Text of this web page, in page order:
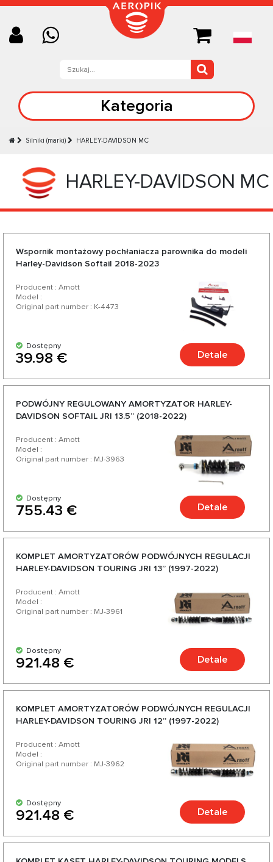
Kategoria
Silniki (marki) HARLEY-DAVIDSON MC
HARLEY-DAVIDSON MC
Wspornik montażowy pochłaniacza parownika do modeli
Harley-Davidson Softail 2018-2023
Producent : Arnott
Model :
Original part number : K-4473
Dostępny
39.98 € Detale
PODWÓJNY REGULOWANY AMORTYZATOR HARLEY-
DAVIDSON SOFTAIL JRI 13.5” (2018-2022)
Producent : Arnott
Model :
Original part number : MJ-3963
Dostępny
755.43 € Detale
KOMPLET AMORTYZATORÓW PODWÓJNYCH REGULACJI
HARLEY-DAVIDSON TOURING JRI 13” (1997-2022)
Producent : Arnott
Model :
Original part number : MJ-3961
Dostępny
921.48 € Detale
KOMPLET AMORTYZATORÓW PODWÓJNYCH REGULACJI
HARLEY-DAVIDSON TOURING JRI 12” (1997-2022)
Producent : Arnott
Model :
Original part number : MJ-3962
Dostępny
921.48 € Detale